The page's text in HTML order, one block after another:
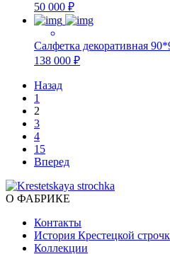
50 000 ₽
Салфетка декоративная
138 000 ₽
Назад
1
2
3
4
15
Вперед
О ФАБРИКЕ
Контакты
История Крестецкой
Коллекции